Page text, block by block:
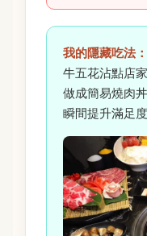
我的隱藏吃法：
牛五花沾點店
做成簡易燒肉
瞬間提升滿足度